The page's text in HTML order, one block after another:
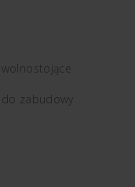
zabudowy